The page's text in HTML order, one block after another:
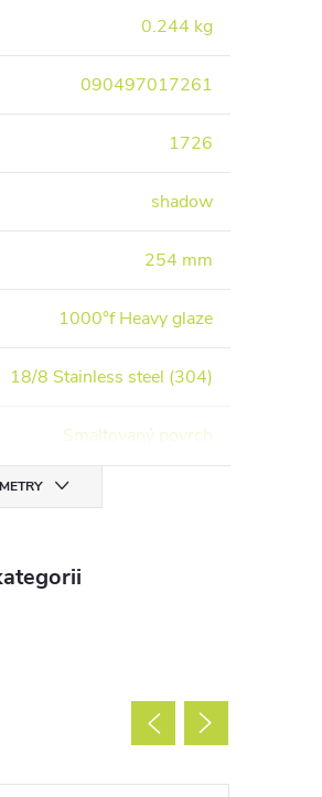
0.244 kg
090497017261
1726
shadow
254 mm
1000°f Heavy glaze
18/8 Stainless steel (304)
Smaltovaný povrch